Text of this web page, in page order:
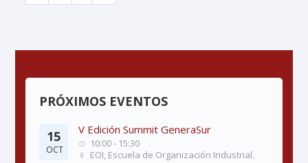
PRÓXIMOS EVENTOS
15
OCT
V Edición Summit GeneraSur
10:00 - 15:30
EOI, Escuela de Organización Industrial.